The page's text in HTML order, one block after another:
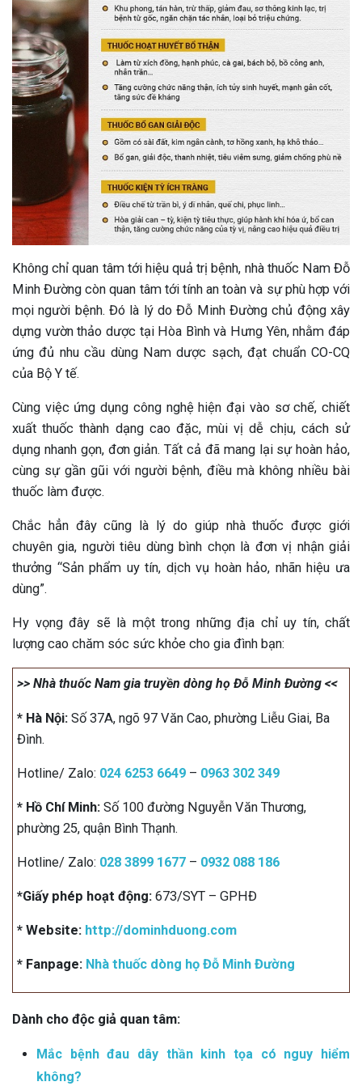
Không chỉ quan tâm tới hiệu quả trị bệnh, nhà thuốc Nam Đỗ
Minh Đường còn quan tâm tới tính an toàn và sự phù hợp với
mọi người bệnh. Đó là lý do Đỗ Minh Đường chủ động xây
dựng vườn thảo dược tại Hòa Bình và Hưng Yên, nhằm đáp
ứng đủ nhu cầu dùng Nam dược sạch, đạt chuẩn CO-CQ
của Bộ Y tế.
Cùng việc ứng dụng công nghệ hiện đại vào sơ chế, chiết
xuất thuốc thành dạng cao đặc, mùi vị dễ chịu, cách sử
dụng nhanh gọn, đơn giản. Tất cả đã mang lại sự hoàn hảo,
cùng sự gần gũi với người bệnh, điều mà không nhiều bài
thuốc làm được.
Chắc hẳn đây cũng là lý do giúp nhà thuốc được giới
chuyên gia, người tiêu dùng bình chọn là đơn vị nhận giải
thưởng “Sản phẩm uy tín, dịch vụ hoàn hảo, nhãn hiệu ưa
dùng”.
Hy vọng đây sẽ là một trong những địa chỉ uy tín, chất
lượng cao chăm sóc sức khỏe cho gia đình bạn:
>> Nhà thuốc Nam gia truyền dòng họ Đỗ Minh Đường <<
* Hà Nội: Số 37A, ngõ 97 Văn Cao, phường Liễu Giai, Ba
Đình.
Hotline/ Zalo: 024 6253 6649 – 0963 302 349
* Hồ Chí Minh: Số 100 đường Nguyễn Văn Thương,
phường 25, quận Bình Thạnh.
Hotline/ Zalo: 028 3899 1677 – 0932 088 186
*Giấy phép hoạt động: 673/SYT – GPHĐ
* Website: http://dominhduong.com
* Fanpage: Nhà thuốc dòng họ Đỗ Minh Đường
Dành cho độc giả quan tâm:
Mắc bệnh đau dây thần kinh tọa có nguy hiểm
không?